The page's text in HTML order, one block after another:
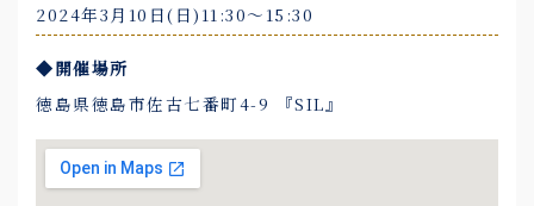
2024年3月10日(日)11:30〜15:30
◆開催場所
徳島県徳島市佐古七番町4-9 『SIL』